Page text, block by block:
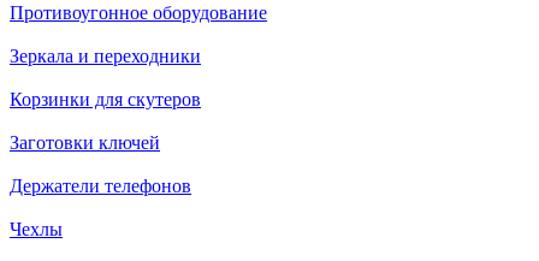
Противоугонное оборудование
Зеркала и переходники
Корзинки для скутеров
Заготовки ключей
Держатели телефонов
Чехлы